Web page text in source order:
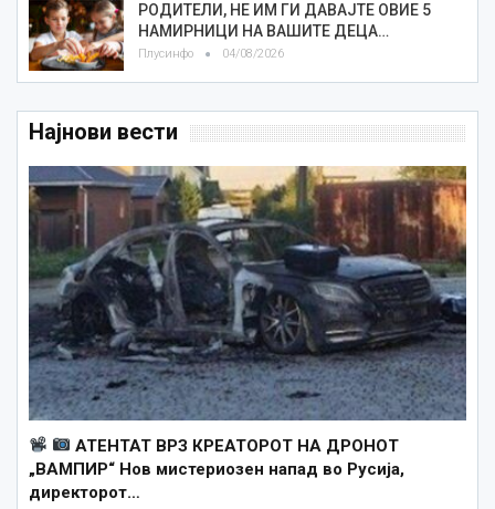
РОДИТЕЛИ, НЕ ИМ ГИ ДАВАЈТЕ ОВИЕ 5
НАМИРНИЦИ НА ВАШИТЕ ДЕЦА…
Плусинфо 04/08/2026
Најнови вести
АТЕНТАТ ВРЗ КРЕАТОРОТ НА ДРОНОТ
„ВАМПИР“ Нов мистериозен напад во Русија,
директорот…